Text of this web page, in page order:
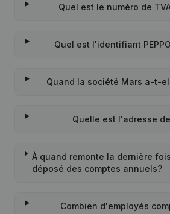
Quel est le numéro de
Quel est l'identifiant
Quand la société Mars a-t-
Quelle est l'adresse
À quand remonte la dernière
déposé des comptes annuels?
Combien d'employés